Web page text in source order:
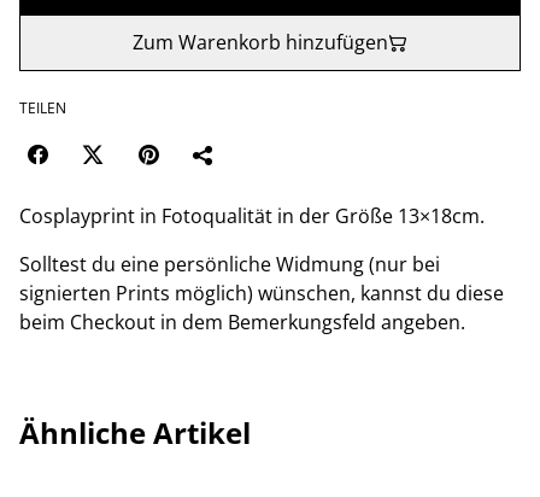
Zum Warenkorb hinzufügen
TEILEN
Cosplayprint in Fotoqualität in der Größe 13×18cm.
Solltest du eine persönliche Widmung (nur bei
signierten Prints möglich) wünschen, kannst du diese
beim Checkout in dem Bemerkungsfeld angeben.
Ähnliche Artikel